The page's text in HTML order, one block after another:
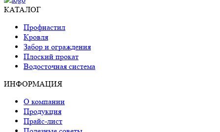
КАТАЛОГ
Профнастил
Кровля
Забор и ограждения
Плоский прокат
Водосточная система
ИНФОРМАЦИЯ
О компании
Продукция
Прайс-лист